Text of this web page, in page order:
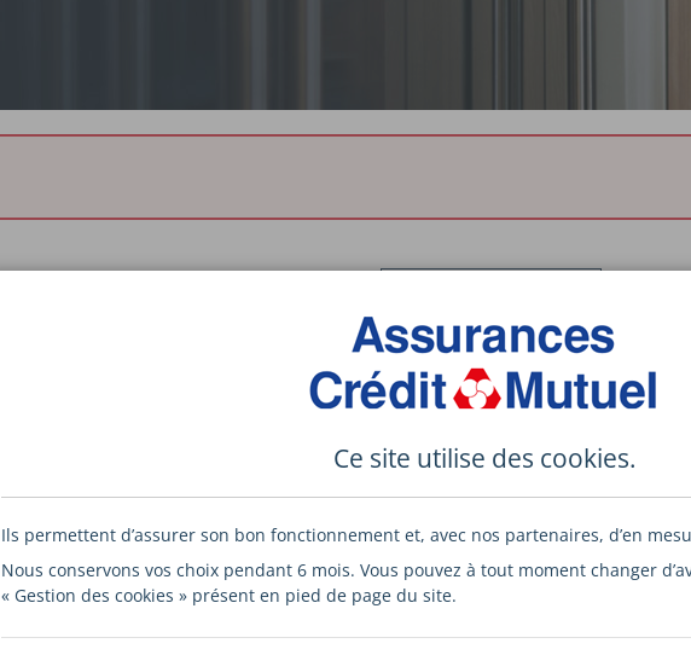
VOTRE CANDIDATURE EN
Ce site utilise des cookies.
Ils permettent d’assurer son bon fonctionnement et, avec nos partenaires, d’en
Nous conservons vos choix pendant 6 mois. Vous pouvez à tout moment changer
« Gestion des cookies » présent en pied de page du site.